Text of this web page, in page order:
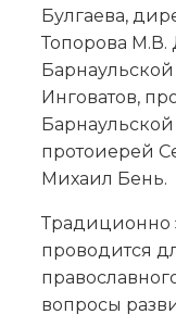
Булгаева,
Топорова М.В.
Инговатов,
протоиерей
Михаил Бень.
Традиционно
проводится
вопросы